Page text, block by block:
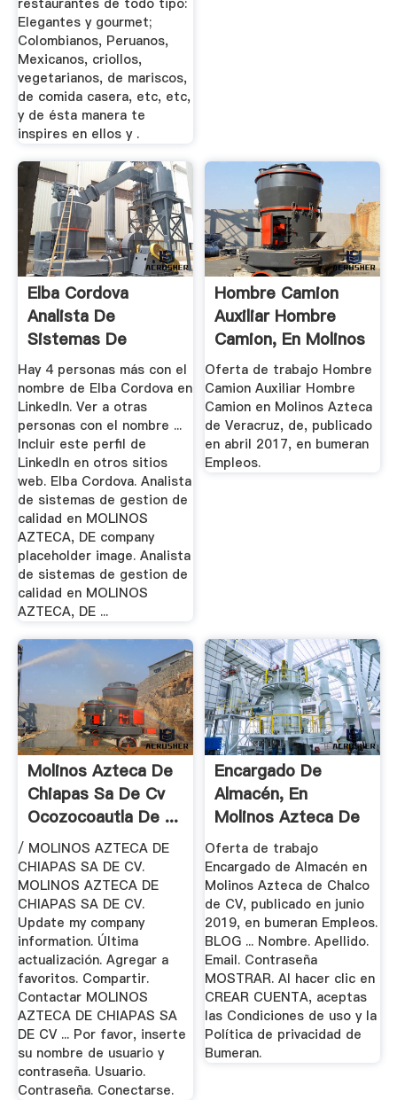
restaurantes de todo tipo:
Elegantes y gourmet;
Colombianos, Peruanos,
Mexicanos, criollos,
vegetarianos, de mariscos,
de comida casera, etc, etc,
y de ésta manera te
inspires en ellos y .
Elba Cordova
Analista De
Sistemas De
Gestion De Calidad
...
Hay 4 personas más con el
nombre de Elba Cordova en
LinkedIn. Ver a otras
personas con el nombre ...
Incluir este perfil de
LinkedIn en otros sitios
web. Elba Cordova. Analista
de sistemas de gestion de
calidad en MOLINOS
AZTECA, DE company
placeholder image. Analista
de sistemas de gestion de
calidad en MOLINOS
AZTECA, DE ...
Hombre Camion
Auxiliar Hombre
Camion, En Molinos
Azteca ...
Oferta de trabajo Hombre
Camion Auxiliar Hombre
Camion en Molinos Azteca
de Veracruz, de, publicado
en abril 2017, en bumeran
Empleos.
Molinos Azteca De
Chiapas Sa De Cv
Ocozocoautla De ...
/ MOLINOS AZTECA DE
CHIAPAS SA DE CV.
MOLINOS AZTECA DE
CHIAPAS SA DE CV.
Update my company
information. Última
actualización. Agregar a
favoritos. Compartir.
Contactar MOLINOS
AZTECA DE CHIAPAS SA
DE CV ... Por favor, inserte
su nombre de usuario y
contraseña. Usuario.
Contraseña. Conectarse.
Encargado De
Almacén, En
Molinos Azteca De
Chalco De ...
Oferta de trabajo
Encargado de Almacén en
Molinos Azteca de Chalco
de CV, publicado en junio
2019, en bumeran Empleos.
BLOG ... Nombre. Apellido.
Email. Contraseña
MOSTRAR. Al hacer clic en
CREAR CUENTA, aceptas
las Condiciones de uso y la
Política de privacidad de
Bumeran.